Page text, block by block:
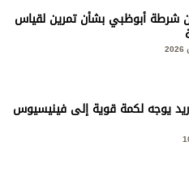
شرطة أبوظبي بشأن تمرين لقياس
يوجه لكمة قوية إلى فينيسيوس